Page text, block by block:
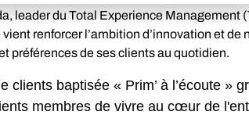
confidentialité options liées à votre pays ou
Biens de consommation
Services Financiers
Analytics
Intégrations
Video
Services Études
leader du Total Experience Management
renforcer l’ambition d’innovation et de
préférences de ses clients au quotidien.
clients baptisée « Prim’ à l’écoute »
membres de vivre au cœur de